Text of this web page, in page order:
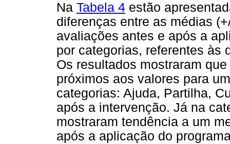
Na Tabela 4 estão
diferenças entre as médias
avaliações antes e após a
por categorias, referentes às
Os resultados mostraram
próximos aos valores para
categorias: Ajuda, Partilha,
após a intervenção. Já na
mostraram tendência a um
após a aplicação do